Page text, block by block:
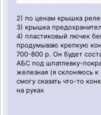
2) по ценам крышка
3) крышка
4) пластиковый лючек
продумываю крепкую
700-800 р. Он будет
АБС под шпатлевку-
железная (я склоняюсь
смогу сказать что-то
на руках